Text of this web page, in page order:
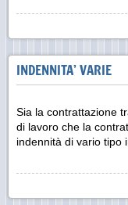
INDENNITA’ VARIE
Sia la contrattazione
di lavoro che la
indennità di vario tipo